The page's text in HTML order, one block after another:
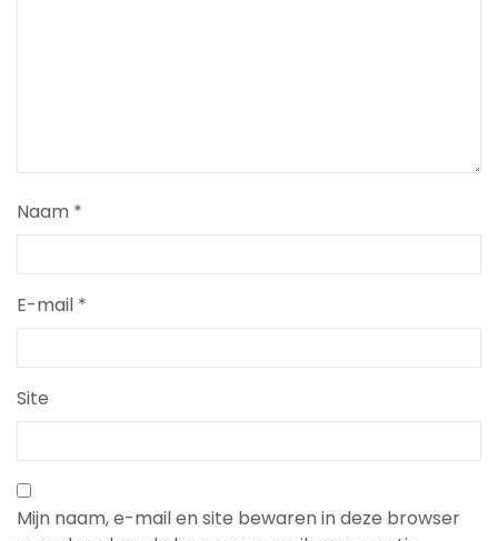
Naam *
E-mail *
Site
Mijn naam, e-mail en site bewaren in deze browser